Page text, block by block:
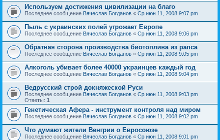
Используем достижения цивилизации на благо
Последнее сообщение Вячеслав Богданов « Ср июн 11, 2008 9:07 pm
Пыль с украинских полей угрожает Европе
Последнее сообщение Вячеслав Богданов « Ср июн 11, 2008 9:06 pm
Обратная сторона производства биотоплива из рапса
Последнее сообщение Вячеслав Богданов « Ср июн 11, 2008 9:05 pm
Алкоголь убивает более 40000 украинцев каждый год
Последнее сообщение Вячеслав Богданов « Ср июн 11, 2008 9:04 pm
Ведрусский строй докняжеской Руси
Последнее сообщение Вячеслав Богданов « Ср июн 11, 2008 9:03 pm
Ответы: 1
Генетическая Афера - инструмент контроля над миром
Последнее сообщение Вячеслав Богданов « Ср июн 11, 2008 9:02 pm
Что думают жители Венгрии о Евросоюзе
Последнее сообщение Вячеслав Богданов « Ср июн 11, 2008 9:01 pm